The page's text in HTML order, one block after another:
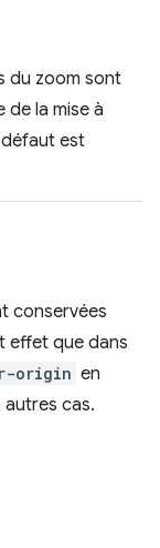
du zoom sont
la mise à
défaut est
conservées
effet que dans
origin en
autres cas.